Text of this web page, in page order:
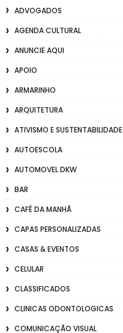
ADVOGADOS
AGENDA CULTURAL
ANUNCIE AQUI
APOIO
ARMARINHO
ARQUITETURA
ATIVISMO E SUSTENTABILIDADE
AUTOESCOLA
AUTOMOVEL DKW
BAR
CAFÉ DA MANHÃ
CAPAS PERSONALIZADAS
CASAS & EVENTOS
CELULAR
CLASSIFICADOS
CLINICAS ODONTOLOGICAS
COMUNICAÇÃO VISUAL